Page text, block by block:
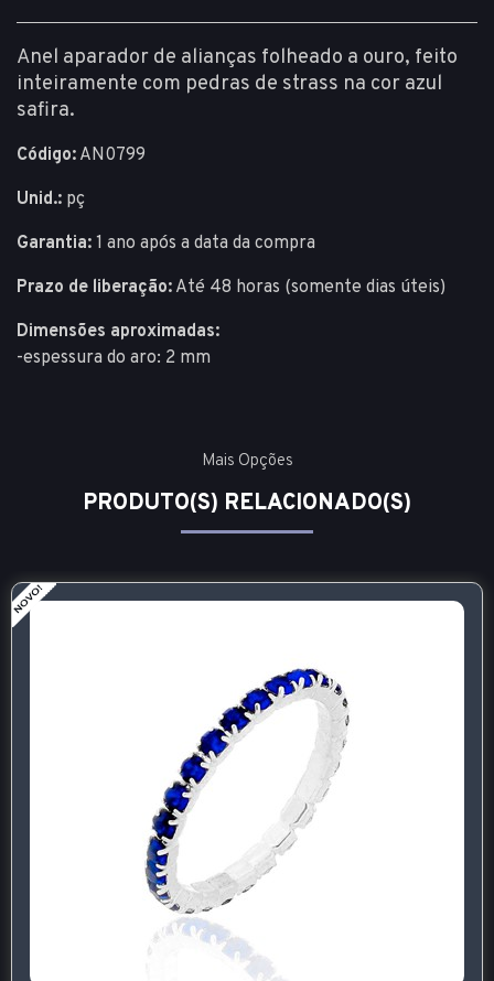
Anel aparador de alianças folheado a ouro, feito
inteiramente com pedras de strass na cor azul
safira.
Código: AN0799
Unid.: pç
Garantia: 1 ano após a data da compra
Prazo de liberação: Até 48 horas (somente dias úteis)
Dimensões aproximadas:
-espessura do aro: 2 mm
Mais Opções
PRODUTO(S) RELACIONADO(S)